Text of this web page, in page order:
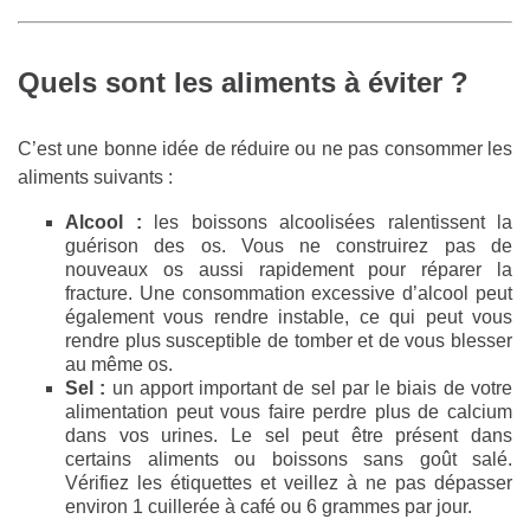
Quels sont les aliments à éviter ?
C’est une bonne idée de réduire ou ne pas consommer les
aliments suivants :
Alcool :
les boissons alcoolisées ralentissent la
guérison des os. Vous ne construirez pas de
nouveaux os aussi rapidement pour réparer la
fracture. Une consommation excessive d’alcool peut
également vous rendre instable, ce qui peut vous
rendre plus susceptible de tomber et de vous blesser
au même os.
Sel : un apport important de sel par le biais de votre
alimentation peut vous faire perdre plus de calcium
dans vos urines. Le sel peut être présent dans
certains aliments ou boissons sans goût salé.
Vérifiez les étiquettes et veillez à ne pas dépasser
environ 1 cuillerée à café ou 6 grammes par jour.